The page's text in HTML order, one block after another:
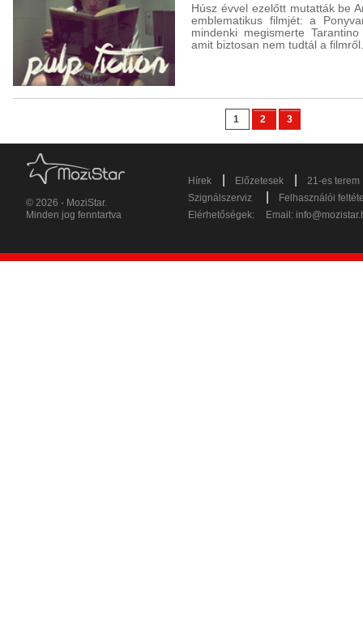
Húsz évvel ezelőtt mutatták be
emblematikus filmjét: a
mindenki megismerte
amit biztosan nem tudtál a filmről.
1 2 3
© 2026 - MoziStar.
Minden jog fenntartva
Hírek Előzetesek
21-es terem
Szignálszerviz
Felhasználói
Elérhetőségek:
Email: